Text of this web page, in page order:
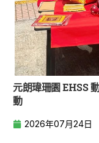
元朗瑋珊園 EHSS
動
2026年07月24日